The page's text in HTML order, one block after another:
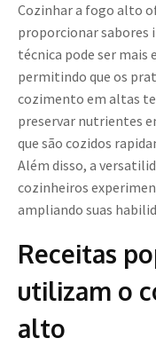
Cozinhar a fogo alto
proporcionar sabores
técnica pode ser
permitindo que os
cozimento em altas
preservar nutrientes
que são cozidos
Além disso, a
cozinheiros
ampliando suas
Receitas
utilizam o
alto